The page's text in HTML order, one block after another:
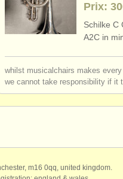
degree courses: cornet à
degree courses: natural
concours de trompette
Prix:
Schilke C
A2C in
whilst musicalchairs makes
we cannot take responsibility if it
m16 0qq, united kingdom.